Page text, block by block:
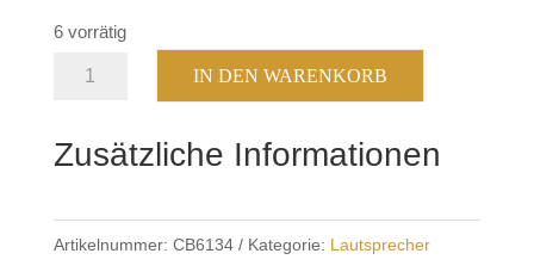
6 vorrätig
Team
schwarz
IN DEN WARENKORB
Zusätzliche Informationen
Artikelnummer: CB6134 Kategorie: Lautsprecher